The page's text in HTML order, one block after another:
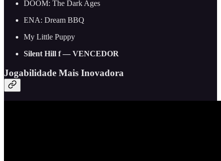
DOOM: The Dark Ages
ENA: Dream BBQ
My Little Puppy
Silent Hill f — VENCEDOR
Jogabilidade Mais Inovadora